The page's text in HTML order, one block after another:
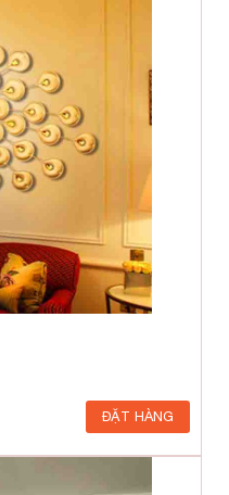
ĐẶT HÀNG